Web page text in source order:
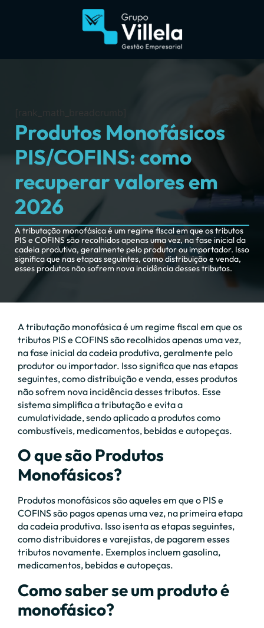
[rank_math_breadcrumb]
Produtos Monofásicos
PIS/COFINS: como
recuperar valores em
2026
A tributação monofásica é um regime fiscal em que os tributos
PIS e COFINS são recolhidos apenas uma vez, na fase inicial da
cadeia produtiva, geralmente pelo produtor ou importador. Isso
significa que nas etapas seguintes, como distribuição e venda,
esses produtos não sofrem nova incidência desses tributos.
A tributação monofásica é um regime fiscal em que os
tributos PIS e COFINS são recolhidos apenas uma vez,
na fase inicial da cadeia produtiva, geralmente pelo
produtor ou importador. Isso significa que nas etapas
seguintes, como distribuição e venda, esses produtos
não sofrem nova incidência desses tributos. Esse
sistema simplifica a tributação e evita a
cumulatividade, sendo aplicado a produtos como
combustíveis, medicamentos, bebidas e autopeças.
O que são Produtos
Monofásicos?
Produtos monofásicos são aqueles em que o PIS e
COFINS são pagos apenas uma vez, na primeira etapa
da cadeia produtiva. Isso isenta as etapas seguintes,
como distribuidores e varejistas, de pagarem esses
tributos novamente. Exemplos incluem gasolina,
medicamentos, bebidas e autopeças.
Como saber se um produto é
monofásico?